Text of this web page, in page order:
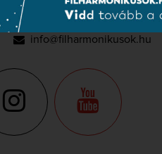
Marcell u. 1. (Müpa)
info@filharmonikusok.hu